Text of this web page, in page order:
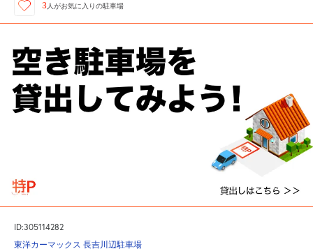
3 人がお気に入りの駐車場
ID:305114282
東洋カーマックス 長吉川辺駐車場